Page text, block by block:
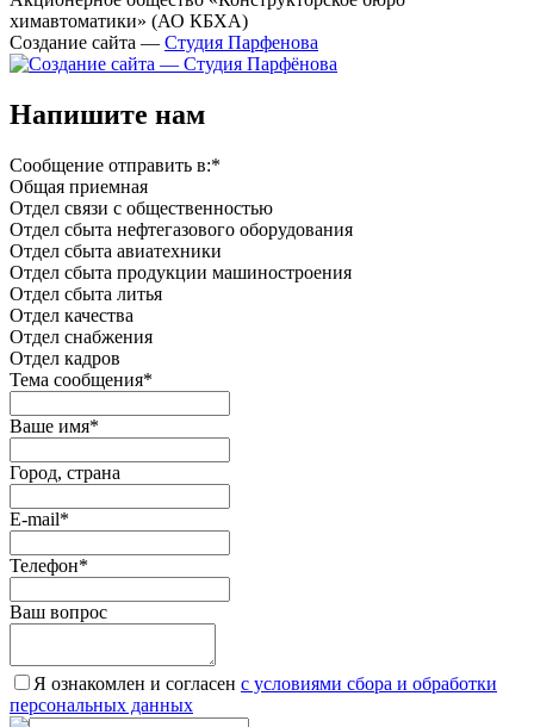
химавтоматики» (АО КБХА)
Создание сайта — Студия Парфенова
Напишите нам
Сообщение отправить в:*
Общая приемная
Отдел связи с общественностью
Oтдел сбыта нефтегазового оборудования
Отдел сбыта авиатехники
Отдел сбыта продукции машиностроения
Отдел сбыта литья
Отдел качества
Oтдел снабжения
Отдел кадров
Тема сообщения*
Ваше имя*
Город, страна
E-mail*
Телефон*
Ваш вопрос
Я ознакомлен и согласен c условиями сбора и обработки
персональных данных